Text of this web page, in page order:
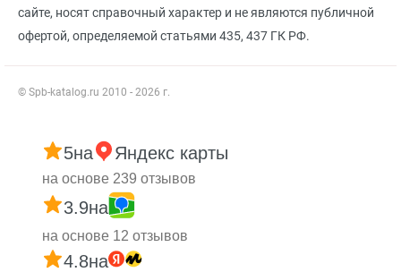
сайте, носят справочный характер и не являются публичной
офертой, определяемой статьями 435, 437 ГК РФ.
© Spb-katalog.ru 2010 - 2026 г.
5на Яндекс карты
на основе 239 отзывов
3.9на
на основе 12 отзывов
4.8на